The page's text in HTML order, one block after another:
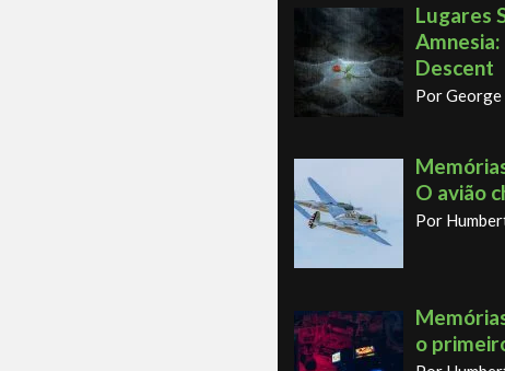
Lugares
Descent
Por George
O avião
Por
o